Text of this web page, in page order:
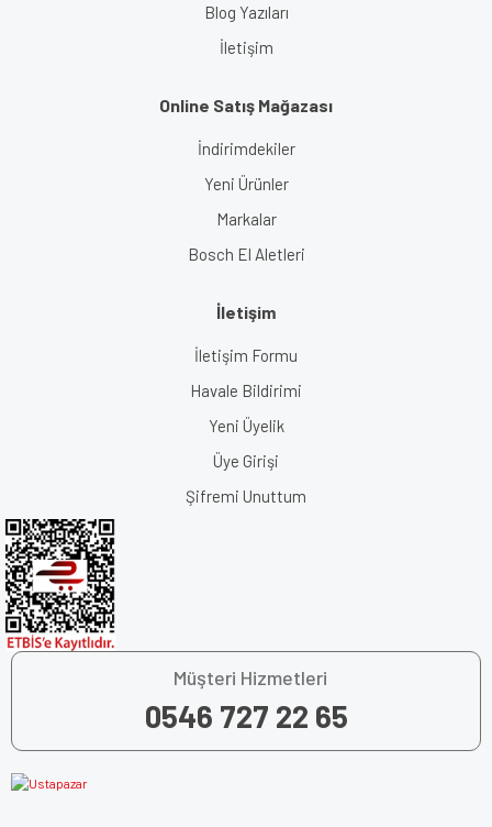
Blog Yazıları
İletişim
Online Satış Mağazası
İndirimdekiler
Yeni Ürünler
Markalar
Bosch El Aletleri
İletişim
İletişim Formu
Havale Bildirimi
Yeni Üyelik
Üye Girişi
Şifremi Unuttum
Müşteri Hizmetleri
0546 727 22 65